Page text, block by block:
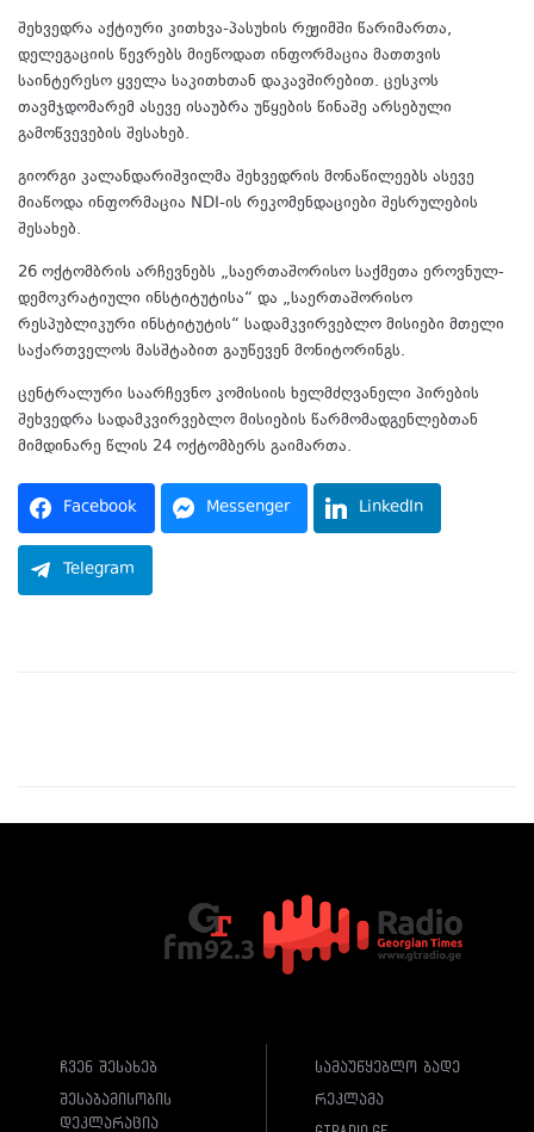
შეხვედრა აქტიური კითხვა-პასუხის რეჟიმში წარიმართა,
დელეგაციის წევრებს მიეწოდათ ინფორმაცია მათთვის
საინტერესო ყველა საკითხთან დაკავშირებით. ცესკოს
თავმჯდომარემ ასევე ისაუბრა უწყების წინაშე არსებული
გამოწვევების შესახებ.
გიორგი კალანდარიშვილმა შეხვედრის მონაწილეებს ასევე
მიაწოდა ინფორმაცია NDI-ის რეკომენდაციები შესრულების
შესახებ.
26 ოქტომბრის არჩევნებს „საერთაშორისო საქმეთა ეროვნულ-
დემოკრატიული ინსტიტუტისა“ და „საერთაშორისო
რესპუბლიკური ინსტიტუტის“ სადამკვირვებლო მისიები მთელი
საქართველოს მასშტაბით გაუწევენ მონიტორინგს.
ცენტრალური საარჩევნო კომისიის ხელმძღვანელი პირების
შეხვედრა სადამკვირვებლო მისიების წარმომადგენლებთან
მიმდინარე წლის 24 ოქტომბერს გაიმართა.
Facebook Messenger LinkedIn
Telegram
ჩვენ შესახებ
შესაბამისობის
დეკლარაცია
სამაუწყებლო ბადე
რეკლამა